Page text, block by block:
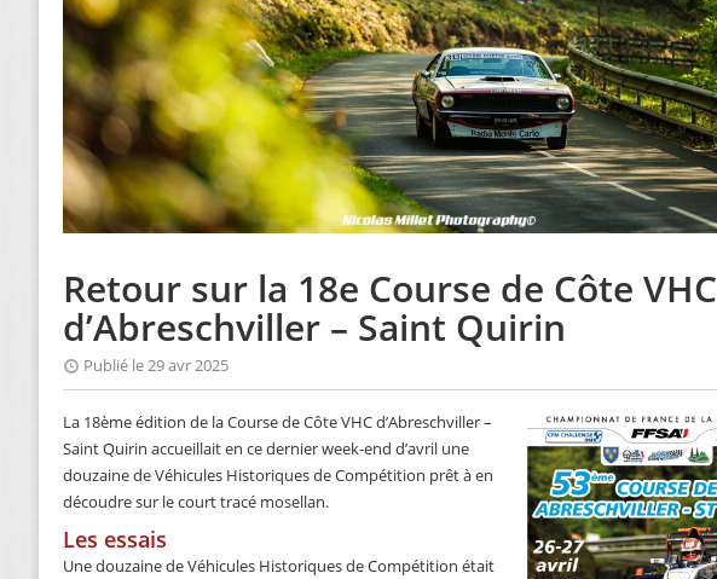
Retour sur la 18e Course de Côte VHC
d’Abreschviller – Saint Quirin
Publié le 29 avr 2025
La 18ème édition de la Course de Côte VHC d’Abreschviller –
Saint Quirin accueillait en ce dernier week-end d’avril une
douzaine de Véhicules Historiques de Compétition prêt à en
découdre sur le court tracé mosellan.
Les essais
Une douzaine de Véhicules Historiques de Compétition était